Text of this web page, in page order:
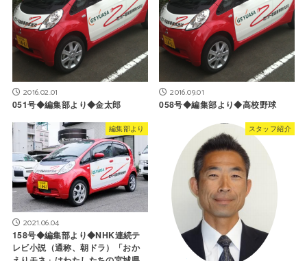
2016.02.01
051号◆編集部より◆金太郎
2016.09.01
058号◆編集部より◆高校野球
編集部より
2021.06.04
158号◆編集部より◆NHK連続テ
レビ小説（通称、朝ドラ）「おか
スタッフ紹介